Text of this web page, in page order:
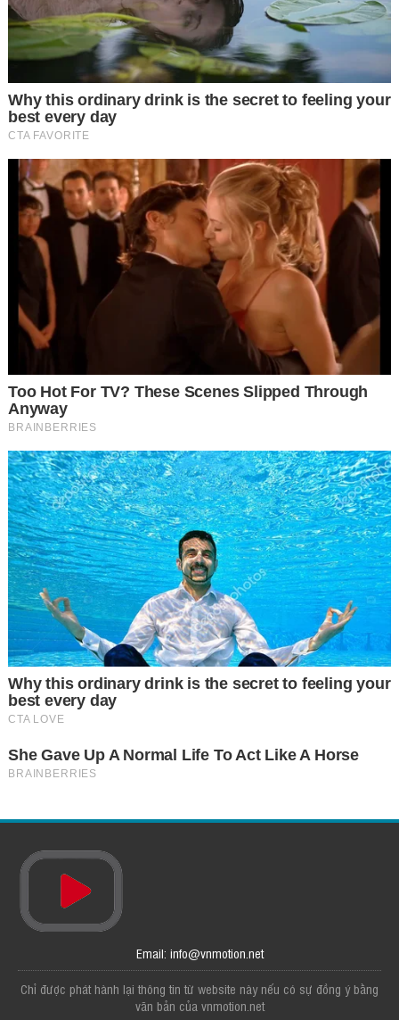
Email: info@vnmotion.net
Chỉ được phát hành lại thông tin từ website này nếu có sự đồng ý bằng
văn bản của vnmotion.net